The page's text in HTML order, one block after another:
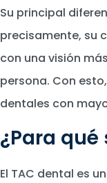
Su principal
precisamente, su
con una visión
persona. Con
dentales con
¿Para qué
El TAC dental es